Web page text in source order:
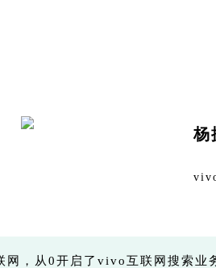
杨
，从0开启了vivo互联网搜索业